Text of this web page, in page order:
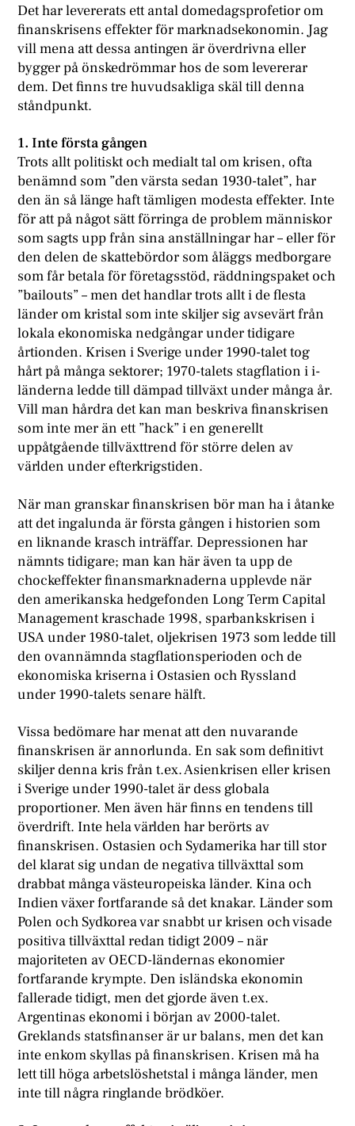
Det har levererats ett antal domedagsprofetior om
finanskrisens effekter för marknadsekonomin. Jag
vill mena att dessa antingen är överdrivna eller
bygger på önskedrömmar hos de som levererar
dem. Det finns tre huvudsakliga skäl till denna
ståndpunkt.
1. Inte första gången
Trots allt politiskt och medialt tal om krisen, ofta
benämnd som ”den värsta sedan 1930-talet”, har
den än så länge haft tämligen modesta effekter. Inte
för att på något sätt förringa de problem människor
som sagts upp från sina anställningar har – eller för
den delen de skattebördor som åläggs medborgare
som får betala för företagsstöd, räddningspaket och
”bailouts” – men det handlar trots allt i de flesta
länder om kristal som inte skiljer sig avsevärt från
lokala ekonomiska nedgångar under tidigare
årtionden. Krisen i Sverige under 1990-talet tog
hårt på många sektorer; 1970-talets stagflation i i-
länderna ledde till dämpad tillväxt under många år.
Vill man hårdra det kan man beskriva finanskrisen
som inte mer än ett ”hack” i en generellt
uppåtgående tillväxttrend för större delen av
världen under efterkrigstiden.
När man granskar finanskrisen bör man ha i åtanke
att det ingalunda är första gången i historien som
en liknande krasch inträffar. Depressionen har
nämnts tidigare; man kan här även ta upp de
chockeffekter finansmarknaderna upplevde när
den amerikanska hedgefonden Long Term Capital
Management kraschade 1998, sparbankskrisen i
USA under 1980-talet, oljekrisen 1973 som ledde till
den ovannämnda stagflationsperioden och de
ekonomiska kriserna i Ostasien och Ryssland
under 1990-talets senare hälft.
Vissa bedömare har menat att den nuvarande
finanskrisen är annorlunda. En sak som definitivt
skiljer denna kris från t.ex. Asienkrisen eller krisen
i Sverige under 1990-talet är dess globala
proportioner. Men även här finns en tendens till
överdrift. Inte hela världen har berörts av
finanskrisen. Ostasien och Sydamerika har till stor
del klarat sig undan de negativa tillväxttal som
drabbat många västeuropeiska länder. Kina och
Indien växer fortfarande så det knakar. Länder som
Polen och Sydkorea var snabbt ur krisen och visade
positiva tillväxttal redan tidigt 2009 – när
majoriteten av OECD-ländernas ekonomier
fortfarande krympte. Den isländska ekonomin
fallerade tidigt, men det gjorde även t.ex.
Argentinas ekonomi i början av 2000-talet.
Greklands statsfinanser är ur balans, men det kan
inte enkom skyllas på finanskrisen. Krisen må ha
lett till höga arbetslöshetstal i många länder, men
inte till några ringlande brödköer.